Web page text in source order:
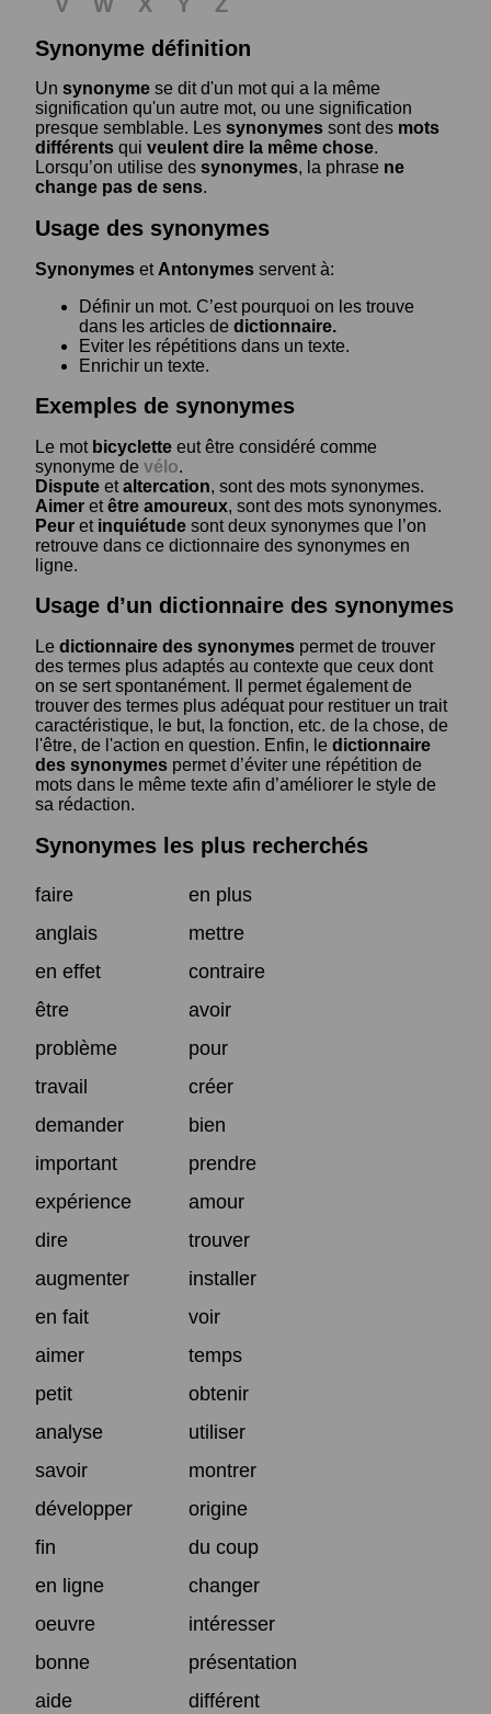
Synonyme définition
Un synonyme se dit d'un mot qui a la même
signification qu'un autre mot, ou une signification
presque semblable. Les synonymes sont des mots
différents qui veulent dire la même chose.
Lorsqu’on utilise des synonymes, la phrase ne
change pas de sens.
Usage des synonymes
Synonymes et Antonymes servent à:
Définir un mot. C’est pourquoi on les trouve
dans les articles de dictionnaire.
Eviter les répétitions dans un texte.
Enrichir un texte.
Exemples de synonymes
Le mot bicyclette eut être considéré comme
synonyme de vélo.
Dispute etaltercation, sont des mots synonymes.
Aimer etêtre amoureux, sont des mots synonymes.
Peur et inquiétude sont deux synonymes que l’on
retrouve dans ce dictionnaire des synonymes en
ligne.
Usage d’un dictionnaire des synonymes
Le dictionnaire des synonymes permet de trouver
des termes plus adaptés au contexte que ceux dont
on se sert spontanément. Il permet également de
trouver des termes plus adéquat pour restituer un trait
caractéristique, le but, la fonction, etc. de la chose, de
l'être, de l'action en question. Enfin, le dictionnaire
des synonymes permet d’éviter une répétition de
mots dans le même texte afin d’améliorer le style de
sa rédaction.
Synonymes les plus recherchés
faire
en plus
anglais
mettre
en effet
contraire
être
avoir
problème
pour
travail
créer
demander
bien
important
prendre
expérience
amour
dire
trouver
augmenter
installer
en fait
voir
aimer
temps
petit
obtenir
analyse
utiliser
savoir
montrer
développer
origine
fin
du coup
en ligne
changer
oeuvre
intéresser
bonne
présentation
aide
différent